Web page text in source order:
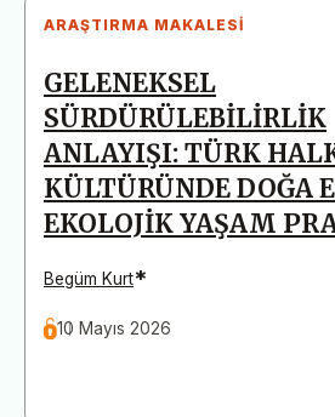
ARAŞTIRMA MAKALESI
GELENEKSEL
SÜRDÜRÜLEBİLİRLİK
ANLAYIŞI: TÜRK
KÜLTÜRÜNDE DOĞA
EKOLOJİK YAŞAM
Begüm Kurt*
10 Mayıs 2026